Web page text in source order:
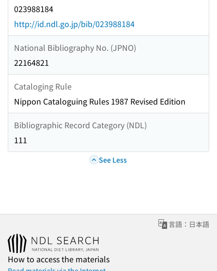
023988184
http://id.ndl.go.jp/bib/023988184
National Bibliography No. (JPNO)
22164821
Cataloging Rule
Nippon Cataloguing Rules 1987 Revised Edition
Bibliographic Record Category (NDL)
111
See Less
言語：日本語
How to access the materials